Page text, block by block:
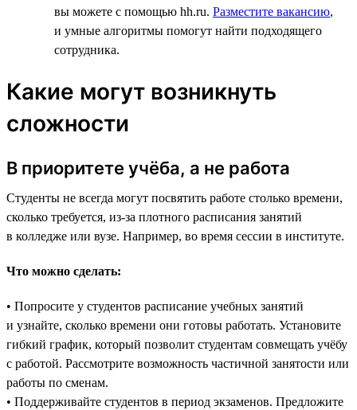
вы можете с помощью hh.ru. Разместите вакансию,
и умные алгоритмы помогут найти подходящего
сотрудника.
Какие могут возникнуть
сложности
В приоритете учёба, а не работа
Студенты не всегда могут посвятить работе столько времени,
сколько требуется, из-за плотного расписания занятий
в колледже или вузе. Например, во время сессии в институте.
Что можно сделать:
• Попросите у студентов расписание учебных занятий
и узнайте, сколько времени они готовы работать. Установите
гибкий график, который позволит студентам совмещать учёбу
с работой. Рассмотрите возможность частичной занятости или
работы по сменам.
• Поддерживайте студентов в период экзаменов. Предложите